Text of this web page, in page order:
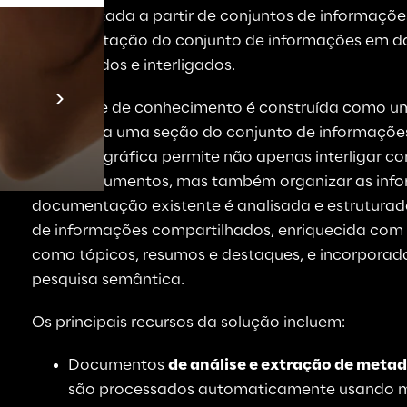
Descubra
especializada a partir de conjuntos de
documentação do conjunto de informações em
enriquecidos e interligados.
Uma base de conhecimento é construída como
representa uma seção do conjunto de
estrutura gráfica permite não apenas interligar
entre documentos, mas também organizar as
documentação existente é analisada e
de informações compartilhados, enriquecida
como tópicos, resumos e destaques, e
pesquisa semântica.
Os principais recursos da solução incluem:
Documentos de análise e extração de
são processados automaticamente usando